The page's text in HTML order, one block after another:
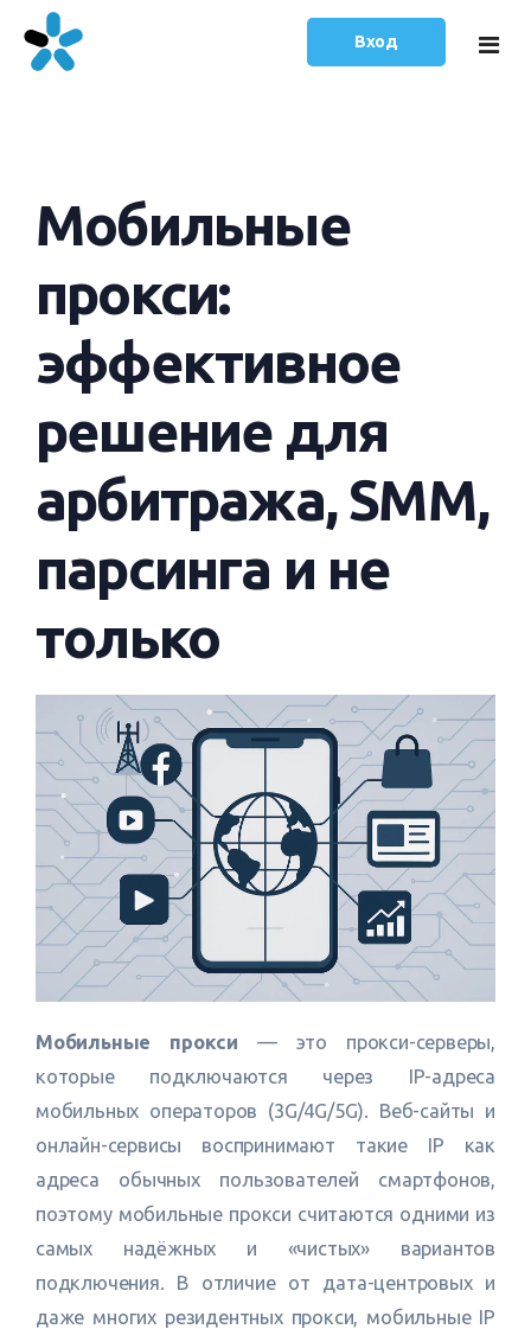
Тарифы
Русский
English
Вход
Мобильные
прокси:
эффективное
решение для
арбитража, SMM,
парсинга и не
только
Мобильные прокси — это прокси-серверы,
которые подключаются через IP-адреса
мобильных операторов (3G/4G/5G). Веб-сайты и
онлайн-сервисы воспринимают такие IP как
адреса обычных пользователей смартфонов,
поэтому мобильные прокси считаются одними из
самых надёжных и «чистых» вариантов
подключения. В отличие от дата-центровых и
даже многих резидентных прокси, мобильные IP